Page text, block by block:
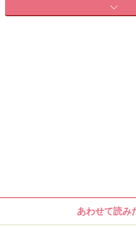
光でトラブルをカムフラージュ
あわせて読み